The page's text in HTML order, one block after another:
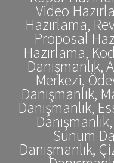
Video
Hazırlama,
Proposal
Hazırlama,
Danışmanlık,
Merkezi,
Danışmanlık,
Danışmanlık,
Sunum
Danışmanlık,